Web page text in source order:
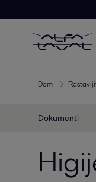
Dom
Dokumenti